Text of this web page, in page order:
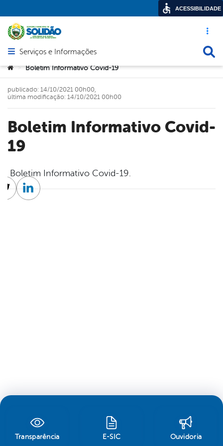
Acesso
Abrir menu principal de navegação
Serviços e Informações
Você está aqui:
> Boletim Informativo Covid-19
Boletim Informativo Covid-
19
publicado: 14/10/2021 00h00,
última modificação: 14/10/2021 00h00
Boletim Informativo Covid-19.
TwitterLinkedin
Transparência E-SIC Ouvidoria
ACESSIBILIDADE